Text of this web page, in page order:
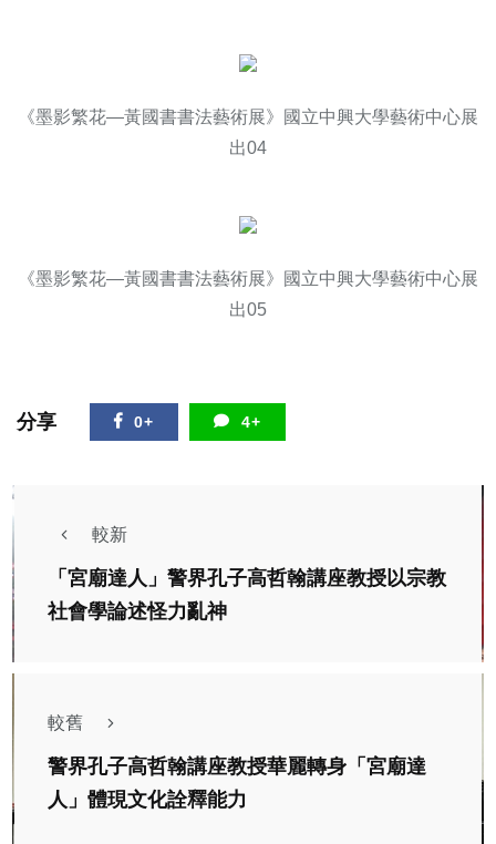
《墨影繁花—黃國書書法藝術展》國立中興大學藝術中心展
出04
《墨影繁花—黃國書書法藝術展》國立中興大學藝術中心展
出05
分享 0+ 4+
較新
「宮廟達人」警界孔子高哲翰講座教授以宗教
社會學論述怪力亂神
較舊
警界孔子高哲翰講座教授華麗轉身「宮廟達
人」體現文化詮釋能力